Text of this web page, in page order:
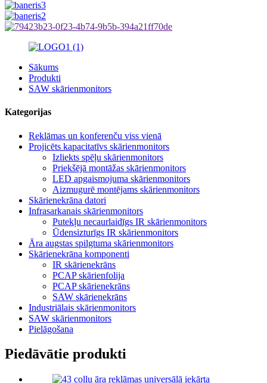
Sākums
Produkti
SAW skārienmonitors
Kategorijas
Reklāmas un konferenču viss vienā
Projicēts kapacitatīvs skārienmonitors
Izliekts spēļu skārienmonitors
Priekšējā montāžas skārienmonitors
LED apgaismojuma skārienmonitors
Aizmugurē montējams skārienmonitors
Skārienekrāna datori
Infrasarkanais skārienmonitors
Putekļu necaurlaidīgs IR skārienmonitors
Ūdensizturīgs IR skārienmonitors
Āra augstas spilgtuma skārienmonitors
Skārienekrāna komponenti
IR skārienekrāns
PCAP skārienfolija
PCAP skārienekrāns
SAW skārienekrāns
Industriālais skārienmonitors
SAW skārienmonitors
Pielāgošana
Piedāvātie produkti